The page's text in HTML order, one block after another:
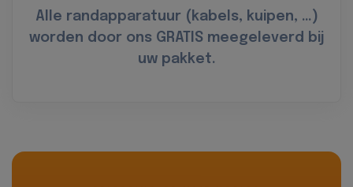
Alle randapparatuur (kabels, kuipen, …)
worden door ons GRATIS meegeleverd bij
uw pakket.